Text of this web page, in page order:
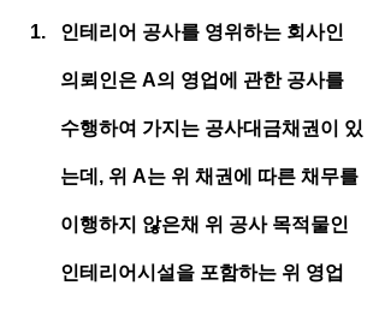
인테리어 공사를 영위하는 회사인
의뢰인은 A의 영업에 관한 공사를
수행하여 가지는 공사대금채권이 있
는데, 위 A는 위 채권에 따른 채무를
이행하지 않은채 위 공사 목적물인
인테리어시설을 포함하는 위 영업